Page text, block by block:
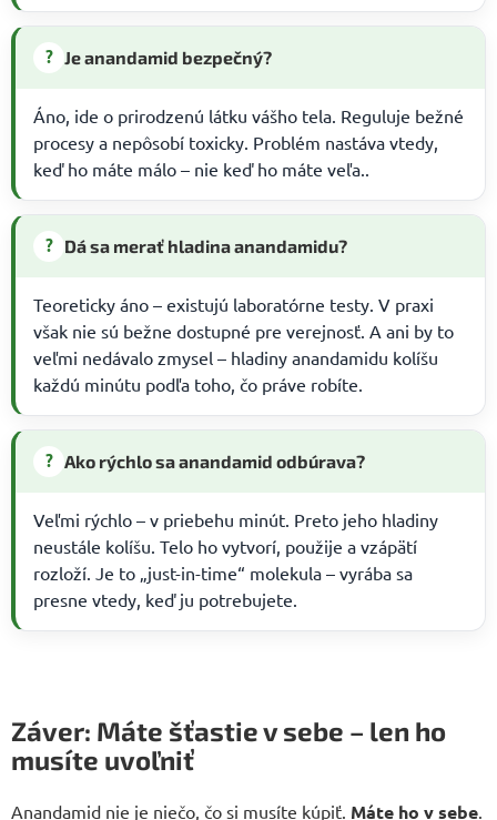
? Je anandamid bezpečný?
Áno, ide o prirodzenú látku vášho tela. Reguluje bežné
procesy a nepôsobí toxicky. Problém nastáva vtedy,
keď ho máte málo – nie keď ho máte veľa..
? Dá sa merať hladina anandamidu?
Teoreticky áno – existujú laboratórne testy. V praxi
však nie sú bežne dostupné pre verejnosť. A ani by to
veľmi nedávalo zmysel – hladiny anandamidu kolíšu
každú minútu podľa toho, čo práve robíte.
? Ako rýchlo sa anandamid odbúrava?
Veľmi rýchlo – v priebehu minút. Preto jeho hladiny
neustále kolíšu. Telo ho vytvorí, použije a vzápätí
rozloží. Je to „just-in-time“ molekula – vyrába sa
presne vtedy, keď ju potrebujete.
Záver: Máte šťastie v sebe – len ho
musíte uvoľniť
Anandamid nie je niečo, čo si musíte kúpiť. Máte ho v sebe